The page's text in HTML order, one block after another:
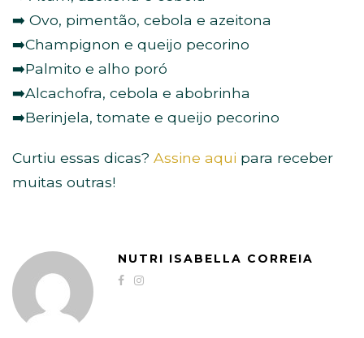
➡️ Ovo, pimentão, cebola e azeitona
➡️Champignon e queijo pecorino
➡️Palmito e alho poró
➡️Alcachofra, cebola e abobrinha
➡️Berinjela, tomate e queijo pecorino
Curtiu essas dicas? Assine aqui para receber
muitas outras!
NUTRI ISABELLA CORREIA